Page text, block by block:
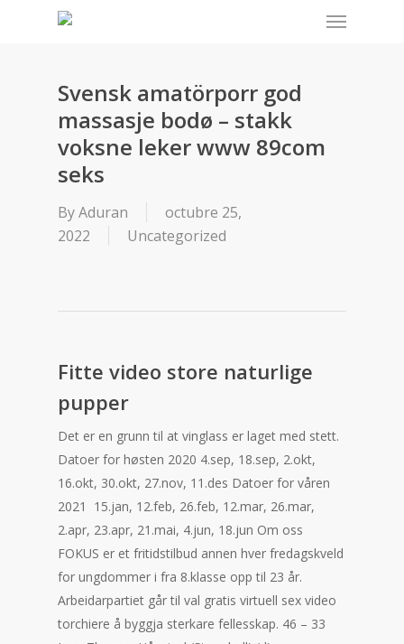
Menu
Svensk amatörporr god
massasje bodø – stakk
voksne leker www 89com
seks
ByAduran
octubre 25,
2022
Uncategorized
Fitte video store naturlige
pupper
Det er en grunn til at vinglass er laget med stett.
Datoer for høsten 2020 4.sep, 18.sep, 2.okt,
16.okt, 30.okt, 27.nov, 11.des ​Datoer for våren
2021 ​ 15.jan, 12.feb, 26.feb, 12.mar, 26.mar, ​
2.apr, 23.apr, 21.mai, 4.jun, 18.jun Om oss
FOKUS er et fritidstilbud annen hver fredagskveld
for ungdommer i fra 8.klasse opp til 23 år.
Arbeidarpartiet går til val gratis virtuell sex video
torchiere å byggja sterkare fellesskap. 46 – 33